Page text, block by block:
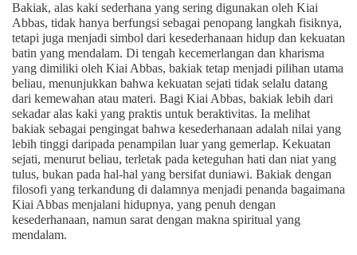
Bakiak, alas kaki sederhana yang sering digunakan oleh Kiai
Abbas, tidak hanya berfungsi sebagai penopang langkah fisiknya,
tetapi juga menjadi simbol dari kesederhanaan hidup dan kekuatan
batin yang mendalam. Di tengah kecemerlangan dan kharisma
yang dimiliki oleh Kiai Abbas, bakiak tetap menjadi pilihan utama
beliau, menunjukkan bahwa kekuatan sejati tidak selalu datang
dari kemewahan atau materi. Bagi Kiai Abbas, bakiak lebih dari
sekadar alas kaki yang praktis untuk beraktivitas. Ia melihat
bakiak sebagai pengingat bahwa kesederhanaan adalah nilai yang
lebih tinggi daripada penampilan luar yang gemerlap. Kekuatan
sejati, menurut beliau, terletak pada keteguhan hati dan niat yang
tulus, bukan pada hal-hal yang bersifat duniawi. Bakiak dengan
filosofi yang terkandung di dalamnya menjadi penanda bagaimana
Kiai Abbas menjalani hidupnya, yang penuh dengan
kesederhanaan, namun sarat dengan makna spiritual yang
mendalam.